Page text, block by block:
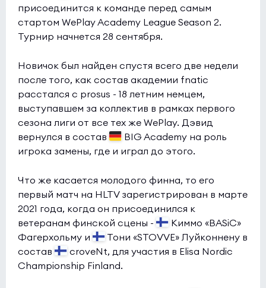
присоединится к команде перед самым
стартом WePlay Academy League Season 2.
Турнир начнется 28 сентября.
Новичок был найден спустя всего две недели
после того, как состав академии fnatic
расстался с prosus - 18 летним немцем,
выступавшем за коллектив в рамках первого
сезона лиги от все тех же WePlay. Дэвид
вернулся в состав
BIG Academy на роль
игрока замены, где и играл до этого.
Что же касается молодого финна, то его
первый матч на HLTV зарегистрирован в марте
2021 года, когда он присоединился к
ветеранам финской сцены -
Киммо «BASiC»
Фагерхольму и
Тони «STOVVE» Луйконнену в
состав
croveNt, для участия в Elisa Nordic
Championship Finland.